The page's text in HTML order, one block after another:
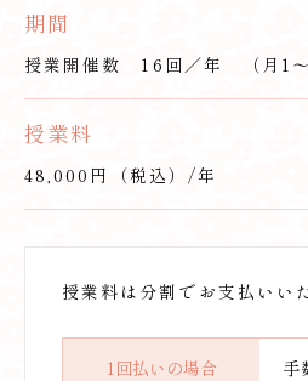
期間
授業開催数 16回／年 （月1～
授業料
48,000円（税込）/年
授業料は分割でお支払いい
1回払いの場合 手